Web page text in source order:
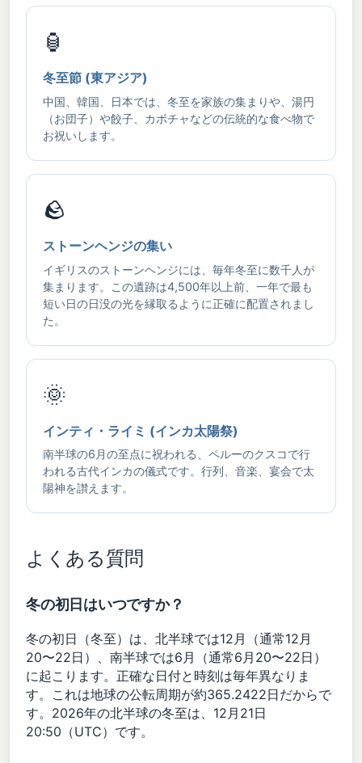
🏮
冬至節 (東アジア)
中国、韓国、日本では、冬至を家族の集まりや、湯円
（お団子）や餃子、カボチャなどの伝統的な食べ物で
お祝いします。
🪨
ストーンヘンジの集い
イギリスのストーンヘンジには、毎年冬至に数千人が
集まります。この遺跡は4,500年以上前、一年で最も
短い日の日没の光を縁取るように正確に配置されまし
た。
🌞
インティ・ライミ (インカ太陽祭)
南半球の6月の至点に祝われる、ペルーのクスコで行
われる古代インカの儀式です。行列、音楽、宴会で太
陽神を讃えます。
よくある質問
冬の初日はいつですか？
冬の初日（冬至）は、北半球では12月（通常12月
20〜22日）、南半球では6月（通常6月20〜22日）
に起こります。正確な日付と時刻は毎年異なりま
す。これは地球の公転周期が約365.2422日だからで
す。2026年の北半球の冬至は、12月21日
20:50（UTC）です。